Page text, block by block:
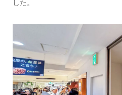
した。